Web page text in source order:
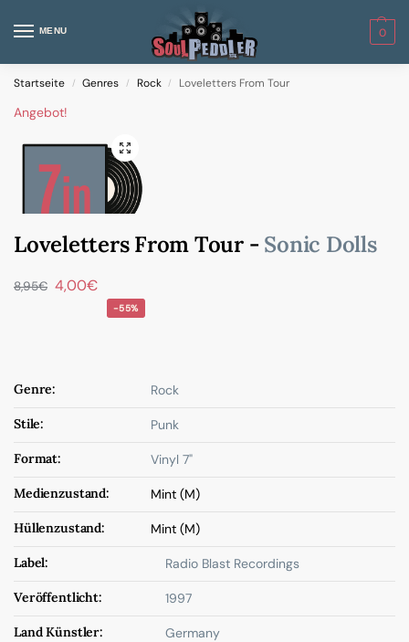
MENU 0
Startseite / Genres / Rock / Loveletters From Tour
Angebot!
Loveletters From Tour - Sonic Dolls
8,95€ 4,00€
-55%
Genre: Rock
Stile: Punk
Format: Vinyl 7"
Medienzustand: Mint (M)
Hüllenzustand: Mint (M)
Label: Radio Blast Recordings
Veröffentlicht: 1997
Land Künstler: Germany